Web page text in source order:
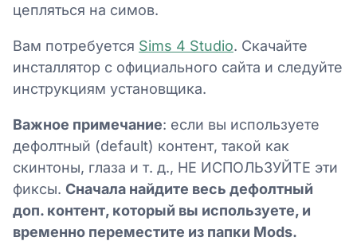
цепляться на симов.
Вам потребуется Sims 4 Studio. Скачайте
инсталлятор с официального сайта и следуйте
инструкциям установщика.
Важное примечание: если вы используете
дефолтный (default) контент, такой как
скинтоны, глаза и т. д., НЕ ИСПОЛЬЗУЙТЕ эти
фиксы. Сначала найдите весь дефолтный
доп. контент, который вы используете, и
временно переместите из папки Mods.